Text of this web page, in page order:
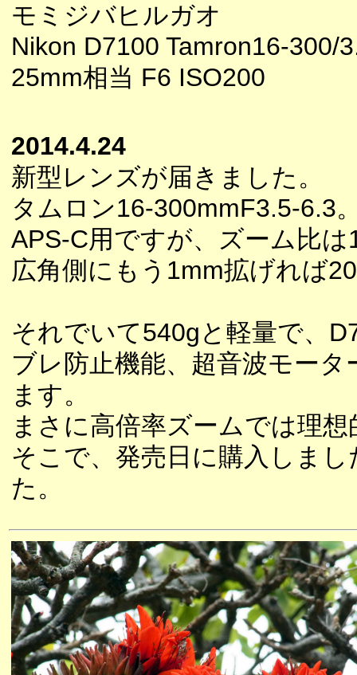
モミジバヒルガオ
Nikon D7100 Tamron16-300/
25mm相当 F6 ISO200
2014.4.24
新型レンズが届きました。
タムロン16-300mmF3.5-6.3
APS-C用ですが、ズーム比
広角側にもう1mm拡げれば
それでいて540gと軽量で、
ブレ防止機能、超音波モー
ます。
まさに高倍率ズームでは理
そこで、発売日に購入しま
た。